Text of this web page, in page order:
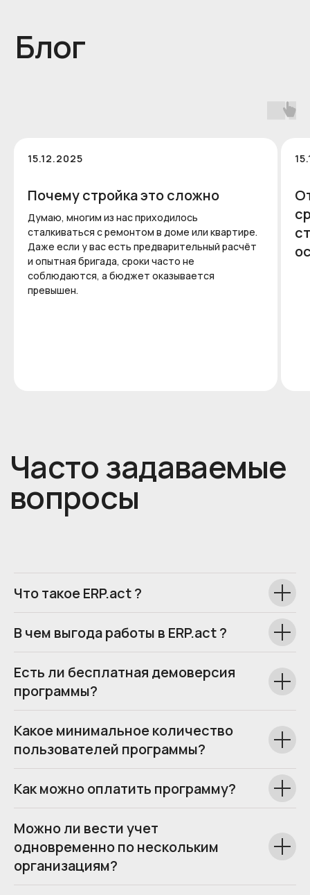
15.12.2025
Почему стройка это сложно
Думаю, многим из нас приходилось
сталкиваться с ремонтом в доме или квартире.
Даже если у вас есть предварительный расчёт
и опытная бригада, сроки часто не
соблюдаются, а бюджет оказывается
превышен.
Что такое ERP.act ?
В чем выгода работы в ERP.act ?
Есть ли бесплатная демоверсия
программы?
Какое минимальное количество
пользователей программы?
Как можно оплатить программу?
Можно ли вести учет
одновременно по нескольким
организациям?